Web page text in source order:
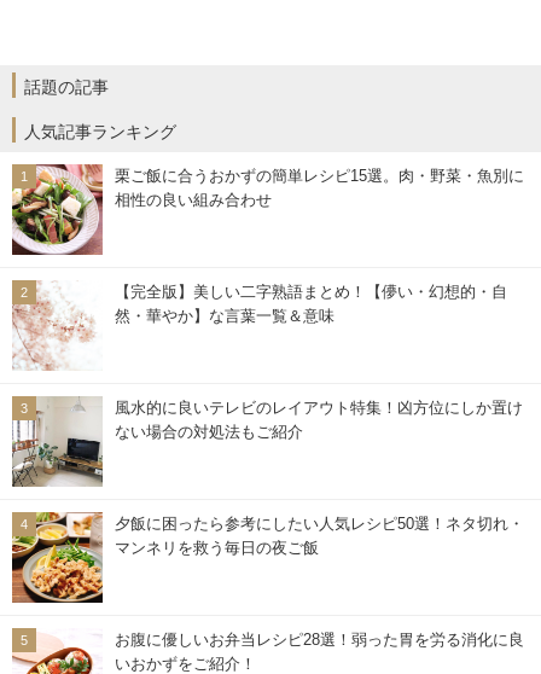
話題の記事
人気記事ランキング
栗ご飯に合うおかずの簡単レシピ15選。肉・野菜・魚別に
相性の良い組み合わせ
【完全版】美しい二字熟語まとめ！【儚い・幻想的・自
然・華やか】な言葉一覧＆意味
風水的に良いテレビのレイアウト特集！凶方位にしか置け
ない場合の対処法もご紹介
夕飯に困ったら参考にしたい人気レシピ50選！ネタ切れ・
マンネリを救う毎日の夜ご飯
お腹に優しいお弁当レシピ28選！弱った胃を労る消化に良
いおかずをご紹介！